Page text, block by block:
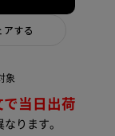
アする
象
当日出荷
ります。